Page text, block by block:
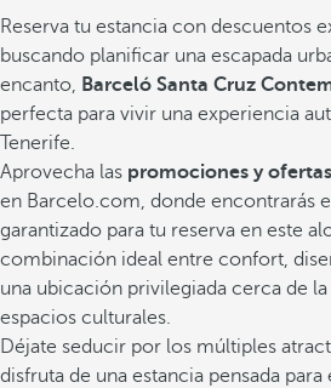
Reserva tu estancia con descuentos
buscando planificar una escapada
encanto, Barceló Santa Cruz
perfecta para vivir una experiencia
Tenerife.
Aprovecha las promociones y ofertas
en Barcelo.com, donde encontrarás
garantizado para tu reserva en este
combinación ideal entre confort,
una ubicación privilegiada cerca de
espacios culturales.
Déjate seducir por los múltiples
disfruta de una estancia pensada para